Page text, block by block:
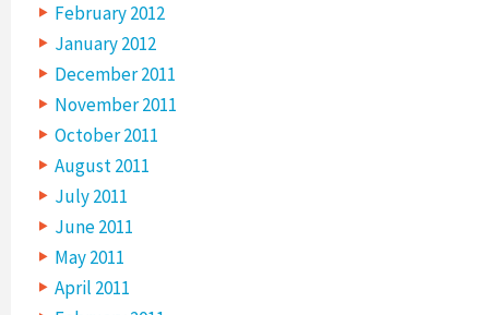
February 2012
January 2012
December 2011
November 2011
October 2011
August 2011
July 2011
June 2011
May 2011
April 2011